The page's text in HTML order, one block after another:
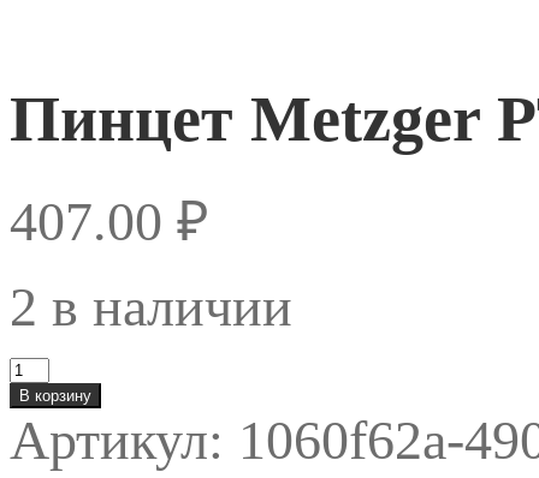
Пинцет Metzger
407.00 ₽
2 в наличии
Количество
товара
Пинцет
Metzger
PT-
В корзину
Артикул: 1060f62a-